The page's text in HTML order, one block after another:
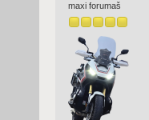
maxi forumaš